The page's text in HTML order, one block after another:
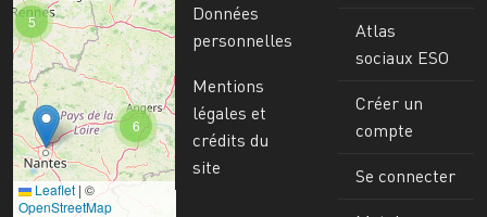
6
5
Leaflet | ©
OpenStreetMap
Données
personnelles
Mentions
légales et
crédits du
site
Atlas
sociaux ESO
Créer un
compte
Se connecter